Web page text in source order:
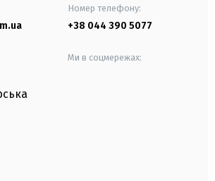
Номер телефону:
+38 044 390 5077
Ми в соцмережах: